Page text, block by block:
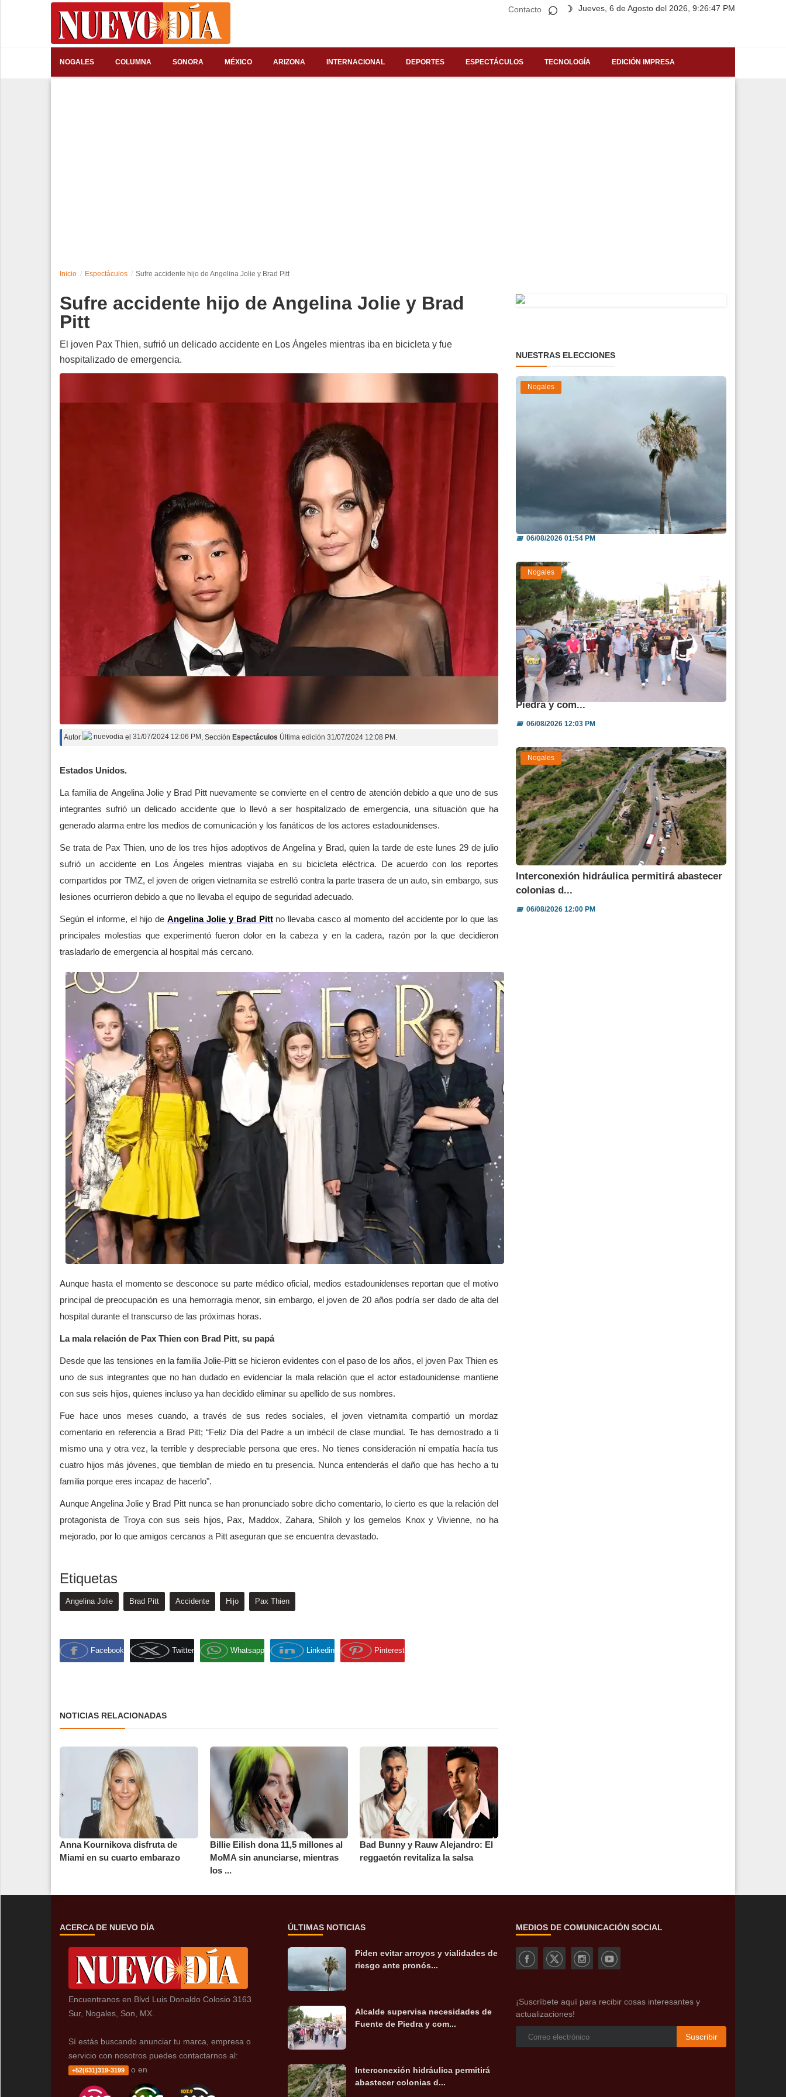
Contacto Jueves, 6 de Agosto del 2026, 9:26:47 PM
⌕ ☽
NOGALES COLUMNA SONORA MÉXICO ARIZONA INTERNACIONAL DEPORTES ESPECTÁCULOS TECNOLOGÍA EDICIÓN IMPRESA
Edición Impresa
Inicio Espectáculos Sufre accidente hijo de Angelina Jolie y Brad Pitt
Sufre accidente hijo de Angelina Jolie y Brad
Pitt
El joven Pax Thien, sufrió un delicado accidente en Los Ángeles mientras iba en bicicleta y fue
hospitalizado de emergencia.
Autor nuevodia el 31/07/2024 12:06 PM , Sección Espectáculos Última edición 31/07/2024 12:08 PM.
Estados Unidos.
La familia de Angelina Jolie y Brad Pitt nuevamente se convierte en el centro de atención debido a que uno de sus
integrantes sufrió un delicado accidente que lo llevó a ser hospitalizado de emergencia, una situación que ha
generado alarma entre los medios de comunicación y los fanáticos de los actores estadounidenses.
Se trata de Pax Thien, uno de los tres hijos adoptivos de Angelina y Brad, quien la tarde de este lunes 29 de julio
sufrió un accidente en Los Ángeles mientras viajaba en su bicicleta eléctrica. De acuerdo con los reportes
compartidos por TMZ, el joven de origen vietnamita se estrelló contra la parte trasera de un auto, sin embargo, sus
lesiones ocurrieron debido a que no llevaba el equipo de seguridad adecuado.
Según el informe, el hijo deAngelina Jolie y Brad Pittno llevaba casco al momento del accidente por lo que las
principales molestias que experimentó fueron dolor en la cabeza y en la cadera, razón por la que decidieron
trasladarlo de emergencia al hospital más cercano.
Aunque hasta el momento se desconoce su parte médico oficial, medios estadounidenses reportan que el motivo
principal de preocupación es una hemorragia menor, sin embargo, el joven de 20 años podría ser dado de alta del
hospital durante el transcurso de las próximas horas.
La mala relación de Pax Thien con Brad Pitt, su papá
Desde que las tensiones en la familia Jolie-Pitt se hicieron evidentes con el paso de los años, el joven Pax Thien es
uno de sus integrantes que no han dudado en evidenciar la mala relación que el actor estadounidense mantiene
con sus seis hijos, quienes incluso ya han decidido eliminar su apellido de sus nombres.
Fue hace unos meses cuando, a través de sus redes sociales, el joven vietnamita compartió un mordaz
comentario en referencia a Brad Pitt; “Feliz Día del Padre a un imbécil de clase mundial. Te has demostrado a ti
mismo una y otra vez, la terrible y despreciable persona que eres. No tienes consideración ni empatía hacía tus
cuatro hijos más jóvenes, que tiemblan de miedo en tu presencia. Nunca entenderás el daño que has hecho a tu
familia porque eres incapaz de hacerlo".
Aunque Angelina Jolie y Brad Pitt nunca se han pronunciado sobre dicho comentario, lo cierto es que la relación del
protagonista de Troya con sus seis hijos, Pax, Maddox, Zahara, Shiloh y los gemelos Knox y Vivienne, no ha
mejorado, por lo que amigos cercanos a Pitt aseguran que se encuentra devastado.
Etiquetas
Angelina Jolie Brad Pitt Accidente Hijo Pax Thien
Facebook Twitter Whatsapp Linkedin Pinterest
NOTICIAS RELACIONADAS
Anna Kournikova disfruta de
Miami en su cuarto embarazo
Billie Eilish dona 11,5 millones al
MoMA sin anunciarse, mientras
los ...
Bad Bunny y Rauw Alejandro: El
reggaetón revitaliza la salsa
NUESTRAS ELECCIONES
Nogales
Piden evitar arroyos y vialidades de riesgo
ante pronós...
📅06/08/2026 01:54 PM
Nogales
Alcalde supervisa necesidades de Fuente de
Piedra y com...
📅06/08/2026 12:03 PM
Nogales
Interconexión hidráulica permitirá abastecer
colonias d...
📅06/08/2026 12:00 PM
ACERCA DE NUEVO DÍA
Encuentranos en Blvd Luis Donaldo Colosio 3163
Sur, Nogales, Son, MX.
Sí estás buscando anunciar tu marca, empresa o
servicio con nosotros puedes contactarnos al:
+52(631)319-3199 o en
ÚLTIMAS NOTICIAS
Piden evitar arroyos y vialidades de
riesgo ante pronós...
Alcalde supervisa necesidades de
Fuente de Piedra y com...
Interconexión hidráulica permitirá
abastecer colonias d...
MEDIOS DE COMUNICACIÓN SOCIAL
¡Suscríbete aquí para recibir cosas interesantes y
actualizaciones!
Suscribir